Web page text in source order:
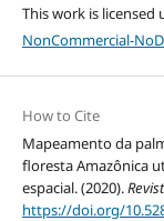
This work is licensed
NonCommercial-
How to Cite
Mapeamento da
floresta Amazônica
espacial. (2020).
https://doi.org/